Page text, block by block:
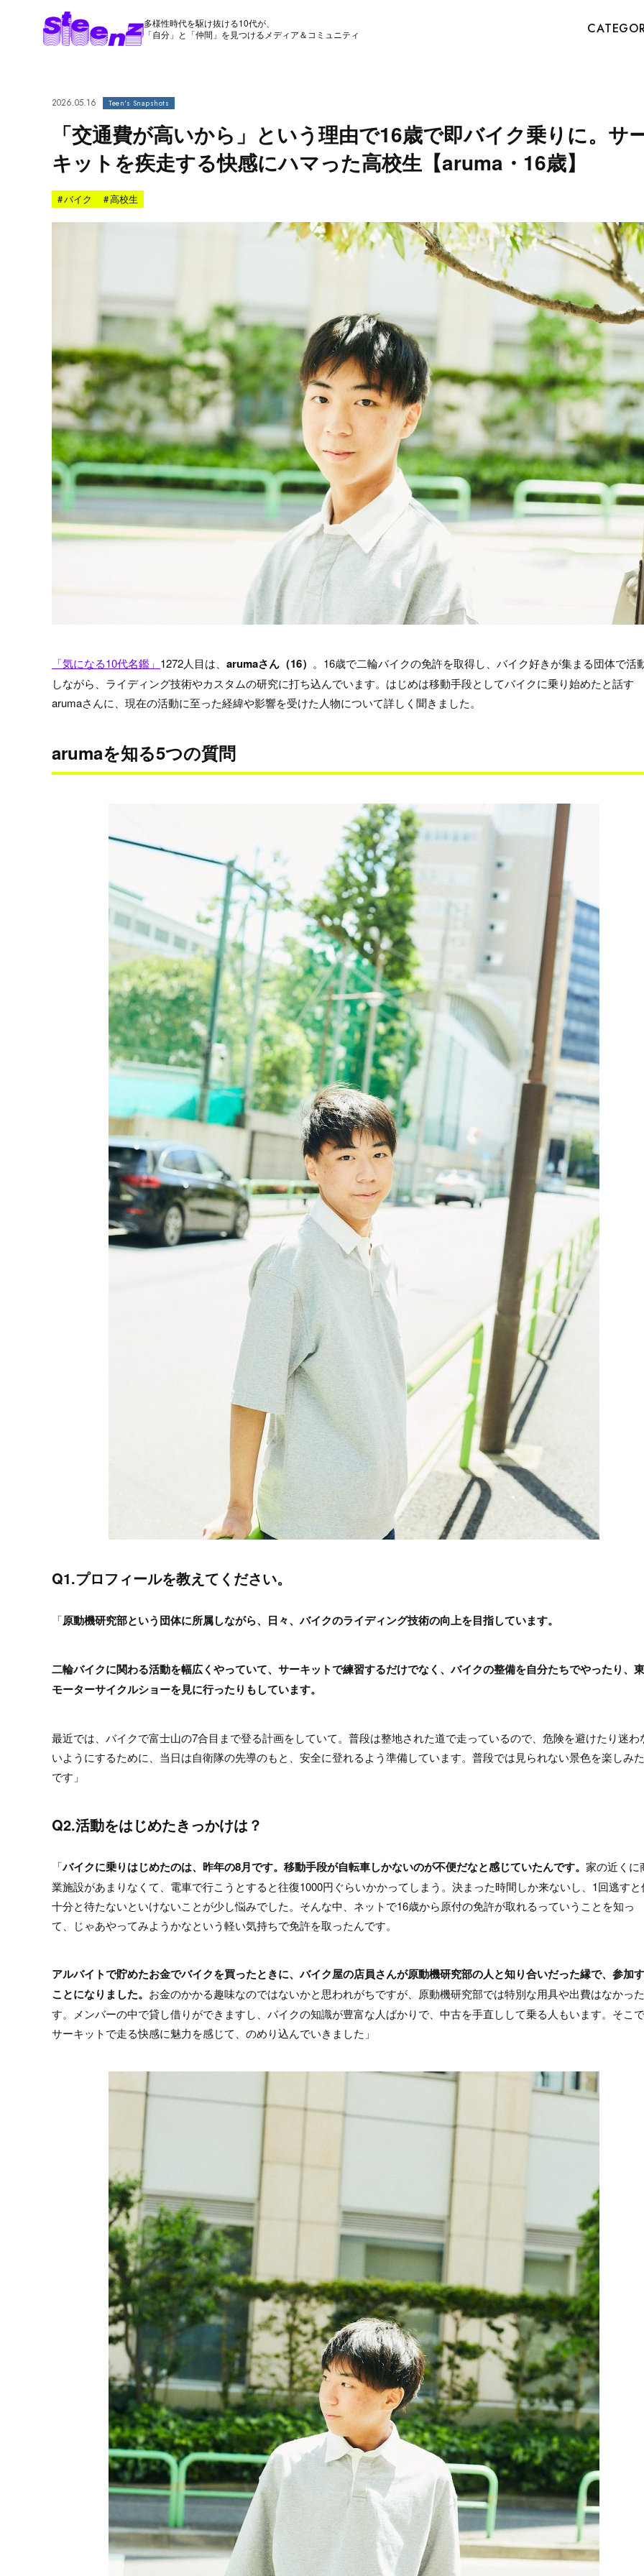
多様性時代を駆け抜ける10代が、
「自分」と「仲間」を見つけるメディア＆コミュニティ
2026.05.16 Teen's Snapshots
「交通費が高いから」という理由で16歳で即バイク乗りに。サ
キットを疾走する快感にハマった高校生【aruma・16歳】
#バイク #高校生
「気になる10代名鑑」 1272人目は、 arumaさん（16） 。16歳で二輪バイクの免許を取得し、バイク好きが集まる団体で活
しながら、ライディング技術やカスタムの研究に打ち込んでいます。はじめは移動手段としてバイクに乗り始めたと話す
arumaさんに、現在の活動に至った経緯や影響を受けた人物について詳しく聞きました。
arumaを知る5つの質問
Q1.プロフィールを教えてください。
「原動機研究部という団体に所属しながら、日々、バイクのライディング技術の向上を目指しています。
二輪バイクに関わる活動を幅広くやっていて、サーキットで練習するだけでなく、バイクの整備を自分たちでやったり、
モーターサイクルショーを見に行ったりもしています。
最近では、バイクで富士山の7合目まで登る計画をしていて。普段は整地された道で走っているので、危険を避けたり迷わ
いようにするために、当日は自衛隊の先導のもと、安全に登れるよう準備しています。普段では見られない景色を楽しみ
です」
Q2.活動をはじめたきっかけは？
「バイクに乗りはじめたのは、昨年の8月です。移動手段が自転車しかないのが不便だなと感じていたんです。 家の近くに
業施設があまりなくて、電車で行こうとすると往復1000円ぐらいかかってしまう。決まった時間しか来ないし、1回逃すと
十分と待たないといけないことが少し悩みでした。そんな中、ネットで16歳から原付の免許が取れるっていうことを知っ
て、じゃあやってみようかなという軽い気持ちで免許を取ったんです。
アルバイトで貯めたお金でバイクを買ったときに、バイク屋の店員さんが原動機研究部の人と知り合いだった縁で、参加
ことになりました。 お金のかかる趣味なのではないかと思われがちですが、原動機研究部では特別な用具や出費はなかっ
す。メンバーの中で貸し借りができますし、バイクの知識が豊富な人ばかりで、中古を手直しして乗る人もいます。そこ
サーキットで走る快感に魅力を感じて、のめり込んでいきました」